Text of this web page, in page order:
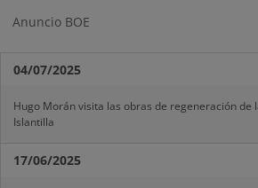
Anuncio BOE
04/07/2025
Hugo Morán visita las obras de regeneración de
Islantilla
17/06/2025